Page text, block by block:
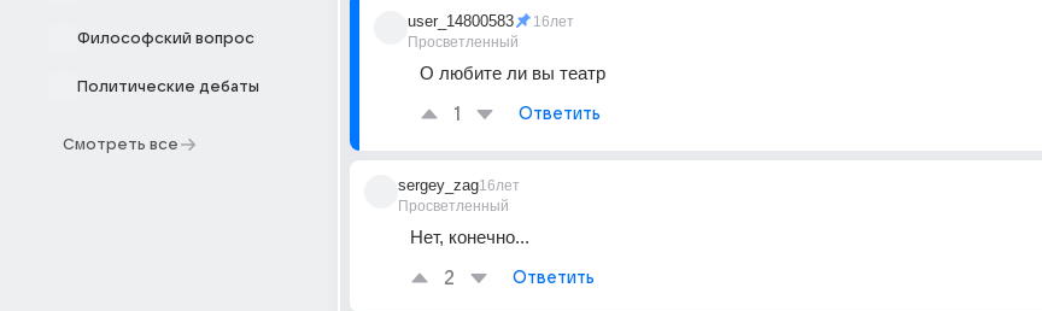
Философский вопрос
Политические дебаты
Смотреть все
user_14800583
Просветленный
16лет
О любите ли вы театр
1 Ответить
sergey_zag
Просветленный
16лет
Нет, конечно...
2 Ответить